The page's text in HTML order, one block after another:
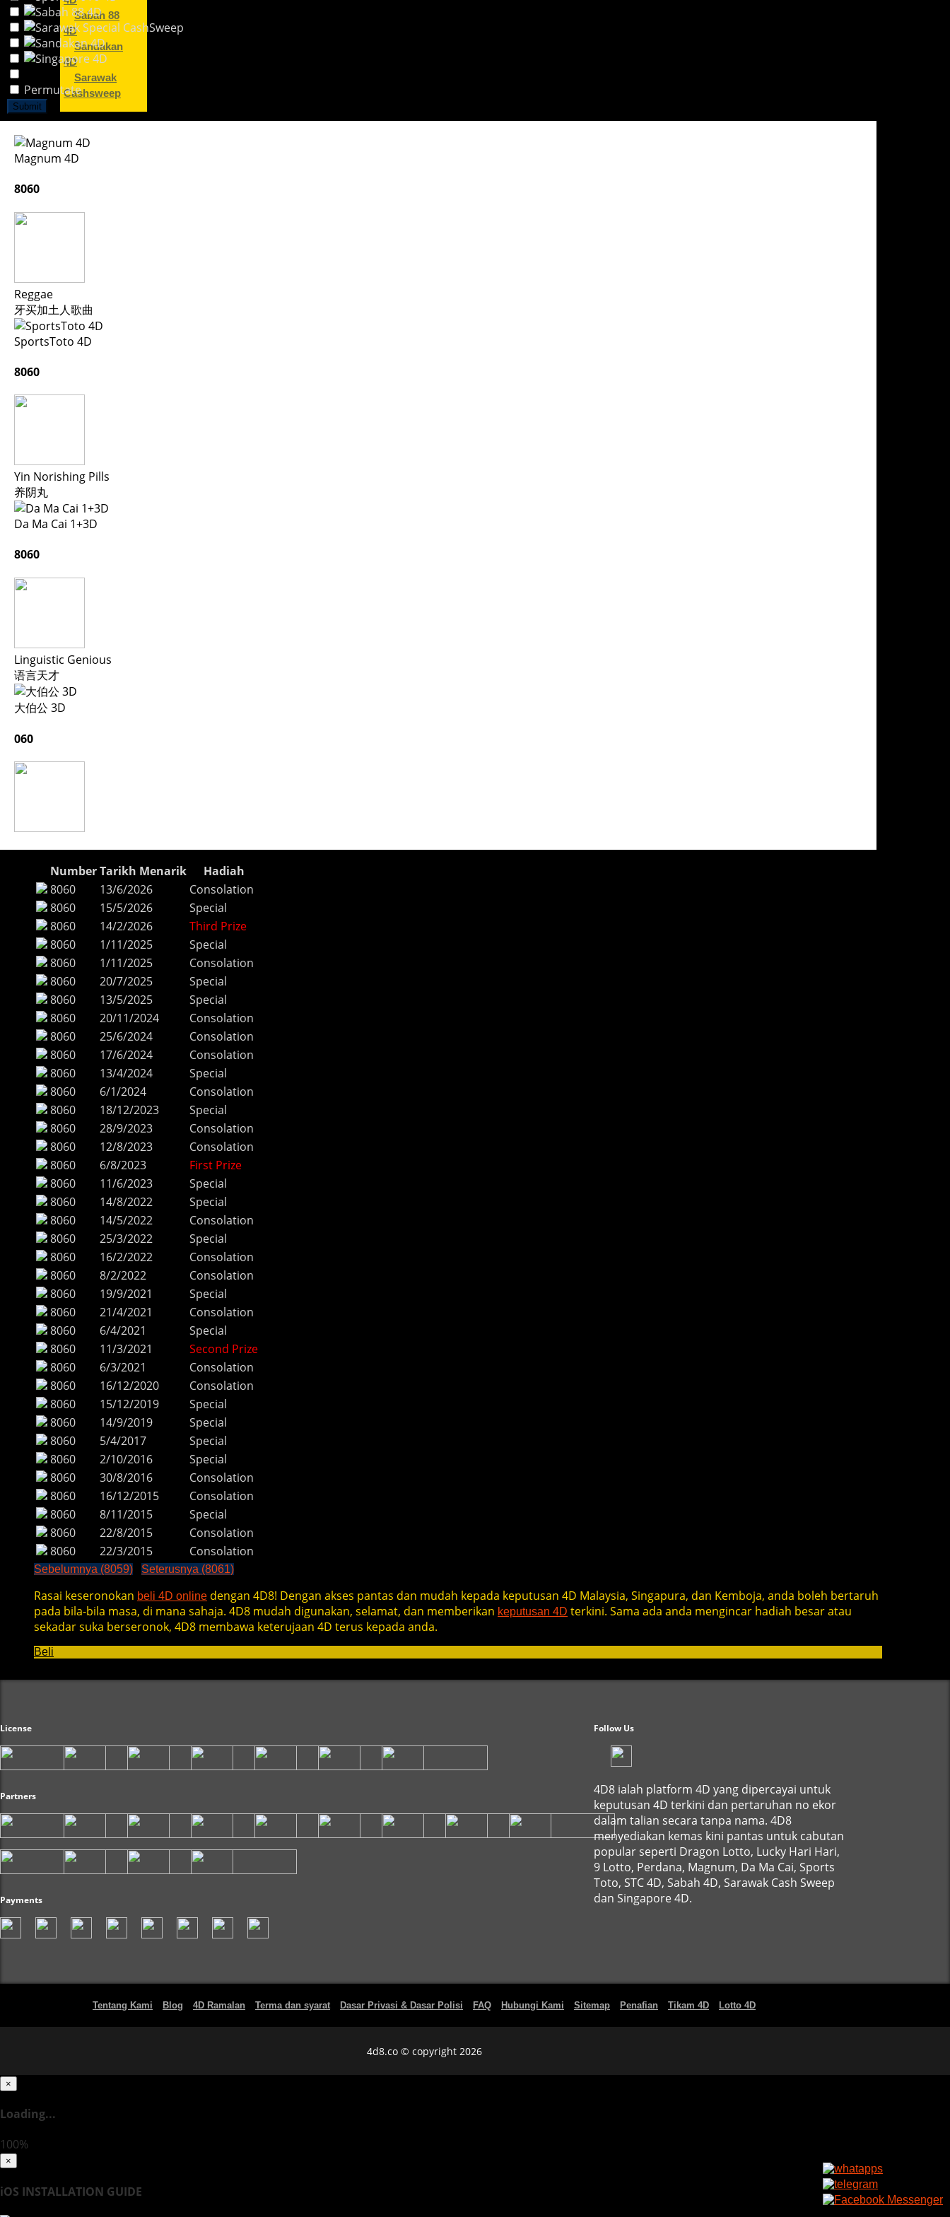
Sabah 88
4D
Sandakan
4D
Sarawak
Cashsweep
Permutate
Submit
Magnum 4D
8060
Reggae
牙买加土人歌曲
SportsToto 4D
8060
Yin Norishing Pills
养阴丸
Da Ma Cai 1+3D
8060
Linguistic Genious
语言天才
大伯公 3D
060
NumberTarikh Menarik
Hadiah
8060
13/6/2026
Consolation
8060
15/5/2026
Special
8060
14/2/2026
Third Prize
8060
1/11/2025
Special
8060
1/11/2025
Consolation
8060
20/7/2025
Special
8060
13/5/2025
Special
8060
20/11/2024
Consolation
8060
25/6/2024
Consolation
8060
17/6/2024
Consolation
8060
13/4/2024
Special
8060
6/1/2024
Consolation
8060
18/12/2023
Special
8060
28/9/2023
Consolation
8060
12/8/2023
Consolation
8060
6/8/2023
First Prize
8060
11/6/2023
Special
8060
14/8/2022
Special
8060
14/5/2022
Consolation
8060
25/3/2022
Special
8060
16/2/2022
Consolation
8060
8/2/2022
Consolation
8060
19/9/2021
Special
8060
21/4/2021
Consolation
8060
6/4/2021
Special
8060
11/3/2021
Second Prize
8060
6/3/2021
Consolation
8060
16/12/2020
Consolation
8060
15/12/2019
Special
8060
14/9/2019
Special
8060
5/4/2017
Special
8060
2/10/2016
Special
8060
30/8/2016
Consolation
8060
16/12/2015
Consolation
8060
8/11/2015
Special
8060
22/8/2015
Consolation
8060
22/3/2015 Consolation
Sebelumnya (8059) Seterusnya (8061)
Rasai keseronokan beli 4D online dengan 4D8! Dengan akses pantas dan mudah kepada keputusan 4D Malaysia, Singapura, dan Kemboja, anda boleh bertaruh
pada bila-bila masa, di mana sahaja. 4D8 mudah digunakan, selamat, dan memberikan keputusan 4D terkini. Sama ada anda mengincar hadiah besar atau
sekadar suka berseronok, 4D8 membawa keterujaan 4D terus kepada anda.
Beli
License
Partners
Payments
Follow Us
4D8 ialah platform 4D yang dipercayai untuk
keputusan 4D terkini dan pertaruhan no ekor
dalam talian secara tanpa nama. 4D8
menyediakan kemas kini pantas untuk cabutan
popular seperti Dragon Lotto, Lucky Hari Hari,
9 Lotto, Perdana, Magnum, Da Ma Cai, Sports
Toto, STC 4D, Sabah 4D, Sarawak Cash Sweep
dan Singapore 4D.
Tentang Kami Blog 4D Ramalan Terma dan syarat Dasar Privasi & Dasar Polisi FAQ Hubungi Kami Sitemap Penafian Tikam 4D Lotto 4D
4d8.co © copyright 2026
×
Loading...
100%
×
iOS INSTALLATION GUIDE